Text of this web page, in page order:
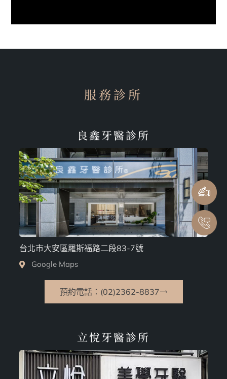
服務診所
良鑫牙醫診所
台北市大安區羅斯福路二段83-7號
Google Maps
預約電話：(02)2362-8837
立悅牙醫診所